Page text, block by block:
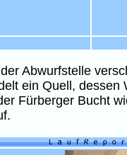
Abwurfstelle
ein Quell,
Fürberger Bucht